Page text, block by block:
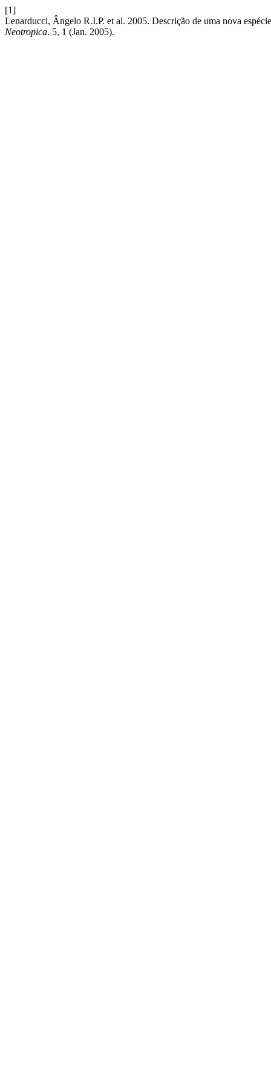
[1]
Lenarducci, Ângelo R.I.P. et al. 2005. Descrição de uma nova
Neotropica. 5, 1 (Jan. 2005).